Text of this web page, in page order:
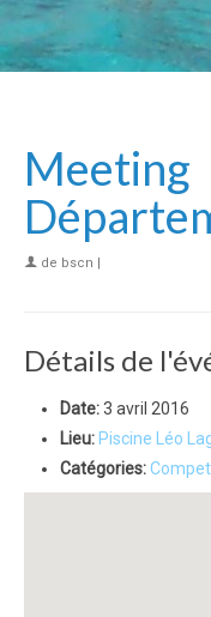
Meeting
de bscn |
Détails de
Date:3 avril 2016
Lieu: Piscine Léo
Catégories: